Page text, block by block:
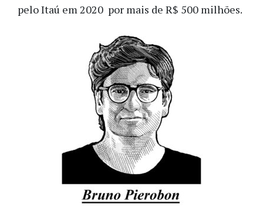
pelo Itaú em 2020 por mais de R$ 500 milhões.